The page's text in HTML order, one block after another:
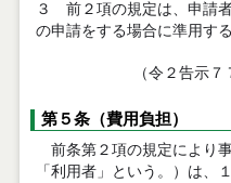
３ 前２項の規定は、申請
の申請をする場合に準用する
（令２告示７
第５条（費用負担）
前条第２項の規定により
「利用者」という。）は、